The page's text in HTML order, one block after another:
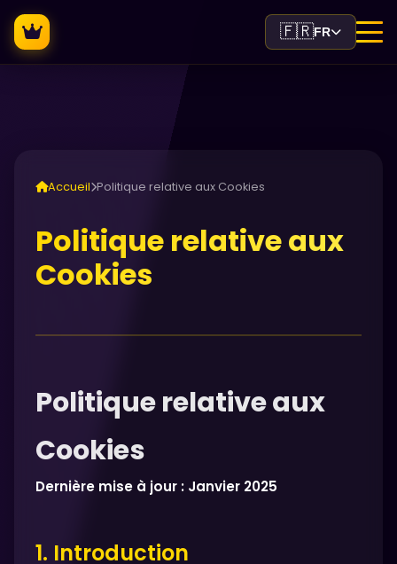
🇫🇷FR
Accueil Politique relative aux Cookies
Politique relative aux
Cookies
Politique relative aux
Cookies
Dernière mise à jour : Janvier 2025
1. Introduction